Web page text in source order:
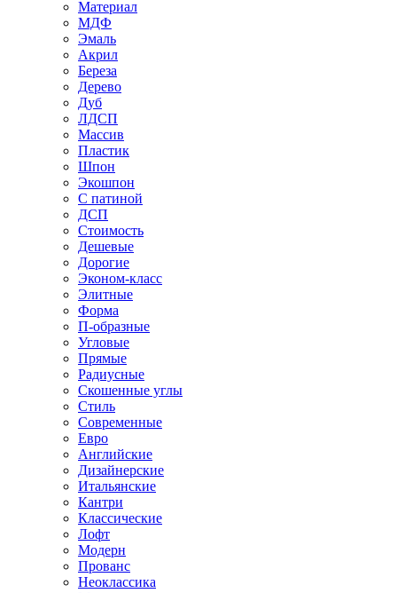
Материал
МДФ
Эмаль
Акрил
Береза
Дерево
Дуб
ЛДСП
Массив
Пластик
Шпон
Экошпон
С патиной
ДСП
Стоимость
Дешевые
Дорогие
Эконом-класс
Элитные
Форма
П-образные
Угловые
Прямые
Радиусные
Скошенные углы
Стиль
Современные
Евро
Английские
Дизайнерские
Итальянские
Кантри
Классические
Лофт
Модерн
Прованс
Неоклассика